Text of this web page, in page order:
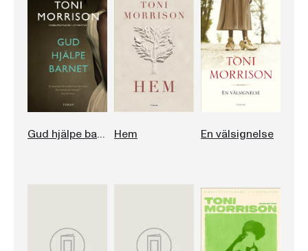
Gud hjälpe barnet Hem En välsignelse